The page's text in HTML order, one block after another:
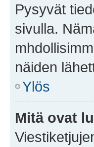
Pysyvät
sivulla.
näiden
Ylös
Mitä ovat